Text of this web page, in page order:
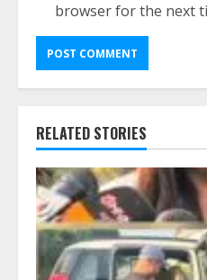
browser for the next
RELATED STORIES